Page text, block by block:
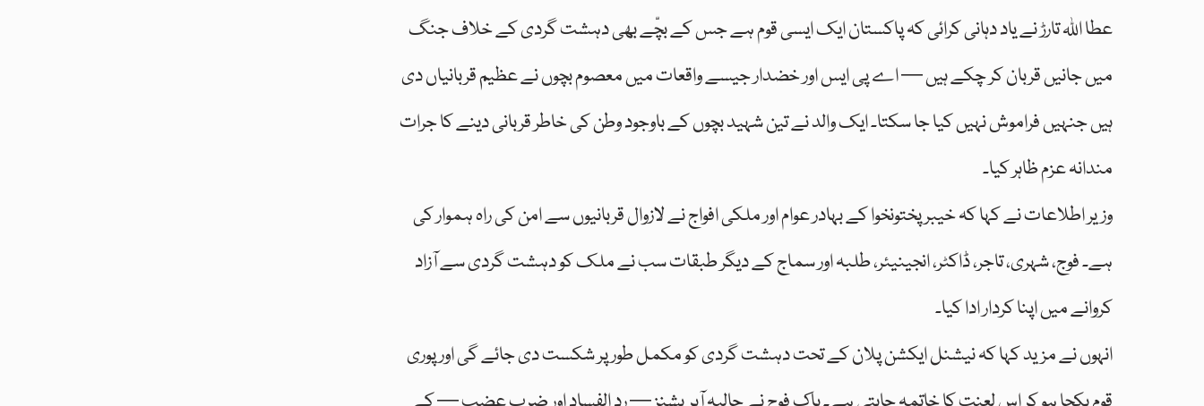
عطا اللہ تارڑ نے یاد دہانی کرائی کہ پاکستان ایک ایسی قوم ہے جس کے بچّے بھی دہشت گردی کے خلاف جنگ
میں جانیں قربان کر چکے ہیں — اے پی ایس اور خضدار جیسے واقعات میں معصوم بچوں نے عظیم قربانیاں دی
ہیں جنہیں فراموش نہیں کیا جا سکتا۔ ایک والد نے تین شہید بچوں کے باوجود وطن کی خاطر قربانی دینے کا جرات
مندانہ عزم ظاہر کیا۔
وزیر اطلاعات نے کہا کہ خیبر پختونخوا کے بہادر عوام اور ملکی افواج نے لازوال قربانیوں سے امن کی راہ ہموار کی
ہے۔ فوج، شہری، تاجر، ڈاکٹر، انجینیئر، طلبہ اور سماج کے دیگر طبقات سب نے ملک کو دہشت گردی سے آزاد
کروانے میں اپنا کردار ادا کیا۔
انہوں نے مزید کہا کہ نیشنل ایکشن پلان کے تحت دہشت گردی کو مکمل طور پر شکست دی جائے گی اور پوری